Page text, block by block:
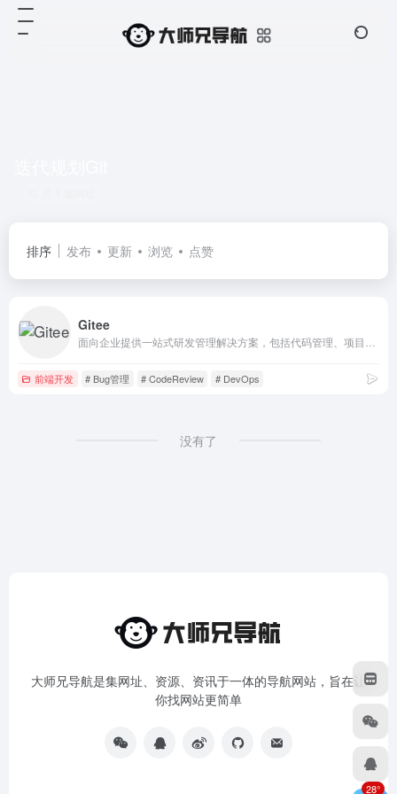
排序 发布 更新 浏览 点赞
Gitee
前端开发 # Bug管理 # CodeReview # DevOps
没有了
大师兄导航是集网址、资源、资讯于一体的导航网站，旨在让
你找网站更简单
28°